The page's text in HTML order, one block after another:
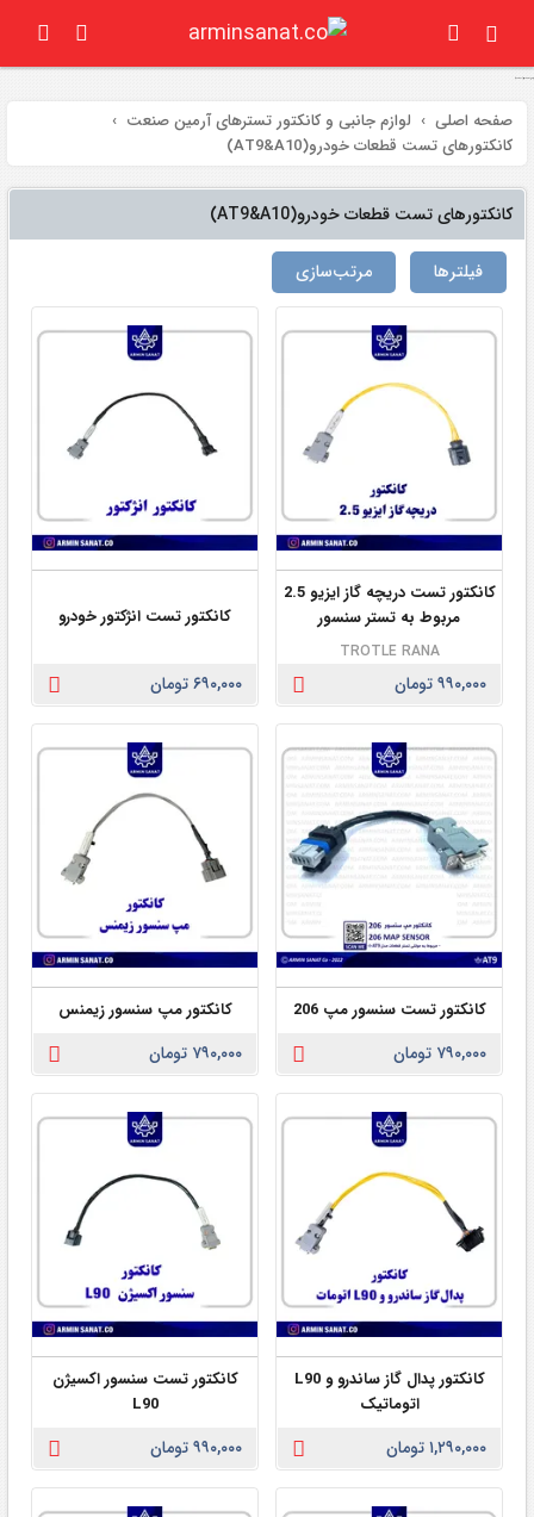
کانکتورهای تست قطعات خودرو (AT9&A10)
صفحه اصلی
لوازم جانبی و کانکتور تسترهای آرمین صنعت
کانکتورهای تست قطعات خودرو(AT9&A10)
کانکتورهای تست قطعات خودرو(AT9&A10)
فیلتر‌ها مرتب‌سازی
کانکتور تست دریچه گاز ایزیو 2.5
مربوط به تستر سنسور
TROTLE RANA
۹۹۰,۰۰۰ تومان
کانکتور تست انژکتور خودرو
۶۹۰,۰۰۰ تومان
کانکتور تست سنسور مپ 206
۷۹۰,۰۰۰ تومان
کانکتور مپ سنسور زیمنس
۷۹۰,۰۰۰ تومان
کانکتور پدال گاز ساندرو و L90
اتوماتیک
۱,۲۹۰,۰۰۰ تومان
کانکتور تست سنسور اکسیژن
L90
۹۹۰,۰۰۰ تومان